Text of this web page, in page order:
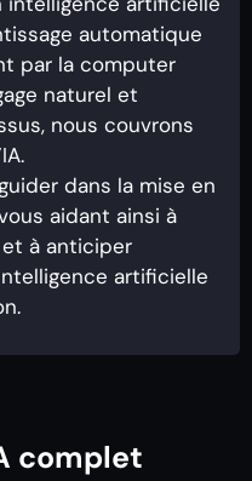
automatique
par la computer
naturel et
nous couvrons
dans la mise en
aidant ainsi à
et à anticiper
artificielle
complet